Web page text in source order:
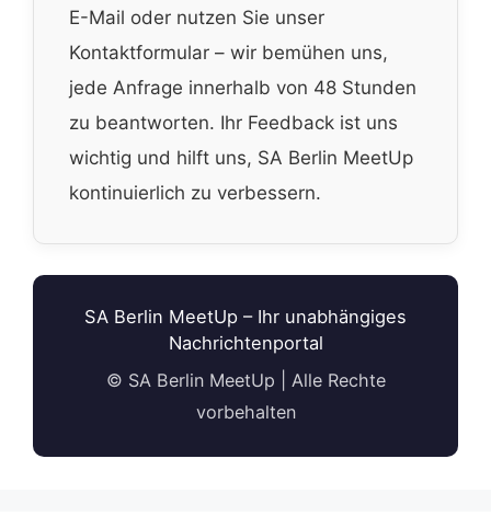
E-Mail oder nutzen Sie unser
Kontaktformular – wir bemühen uns,
jede Anfrage innerhalb von 48 Stunden
zu beantworten. Ihr Feedback ist uns
wichtig und hilft uns, SA Berlin MeetUp
kontinuierlich zu verbessern.
SA Berlin MeetUp – Ihr unabhängiges
Nachrichtenportal
© SA Berlin MeetUp | Alle Rechte
vorbehalten